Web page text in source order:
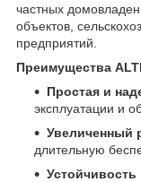
частных
объектов,
предприятий.
Преимущества
Простая и
эксплуатации и
Увеличенный
длительную
Устойчивость